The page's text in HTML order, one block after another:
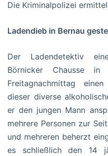
Die Kriminalpolizei
Ladendieb in Bernau
Der Ladendetektiv
Börnicker Chausse in
Freitagnachmittag
dieser diverse
er den jungen Mann
mehrere Personen zur
und mehreren beherzt
es schließlich den 14